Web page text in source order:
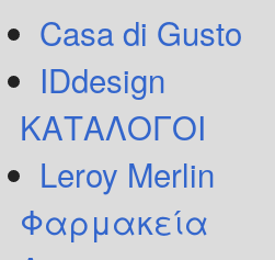
Casa di Gusto
IDdesign
ΚΑΤΑΛΟΓΟΙ
Leroy Merlin
Φαρμακεία